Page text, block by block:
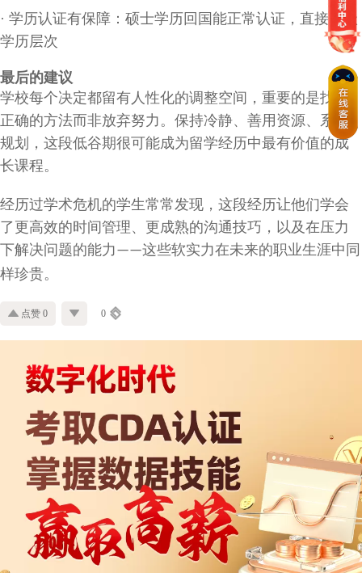
· 学历认证有保障：硕士学历回国能正常认证，直接升级
学历层次
最后的建议
学校每个决定都留有人性化的调整空间，重要的是找到
正确的方法而非放弃努力。保持冷静、善用资源、系统
规划，这段低谷期很可能成为留学经历中最有价值的成
长课程。
经历过学术危机的学生常常发现，这段经历让他们学会
了更高效的时间管理、更成熟的沟通技巧，以及在压力
下解决问题的能力——这些软实力在未来的职业生涯中同
样珍贵。
点赞 0 0